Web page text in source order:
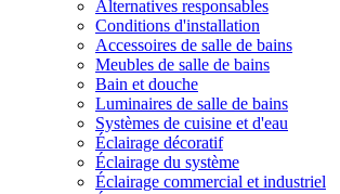
Alternatives responsables
Conditions d'installation
Accessoires de salle de bains
Meubles de salle de bains
Bain et douche
Luminaires de salle de bains
Systèmes de cuisine et d'eau
Éclairage décoratif
Éclairage du système
Éclairage commercial et industriel